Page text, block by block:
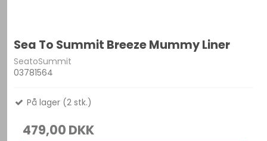
Sea To Summit Breeze Mummy Liner
SeatoSummit
03781564
På lager (2 stk.)
479,00 DKK